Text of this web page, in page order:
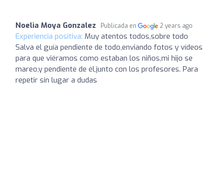
Noelia Moya Gonzalez Publicada en 2 years ago
Experiencia positiva: Muy atentos todos,sobre todo
Salva el guía pendiente de todo,enviando fotos y vídeos
para que viéramos como estaban los niños,mi hijo se
mareo,y pendiente de él,junto con los profesores. Para
repetir sin lugar a dudas